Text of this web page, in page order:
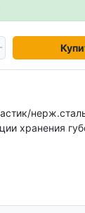
хранения